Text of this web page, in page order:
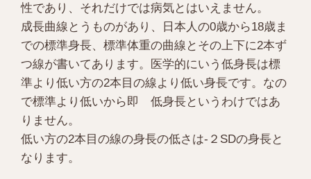
性であり、それだけでは病気とはいえません。
成長曲線とうものがあり、日本人の0歳から18歳ま
での標準身長、標準体重の曲線とその上下に2本ず
つ線が書いてあります。医学的にいう低身長は標
準より低い方の2本目の線より低い身長です。なの
で標準より低いから即 低身長というわけではあ
りません。
低い方の2本目の線の身長の低さは-２SDの身長と
なります。